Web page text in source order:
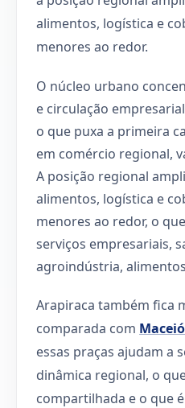
alimentos, logística e
menores ao redor.
O núcleo urbano
e circulação
o que puxa a primeira
em comércio regional,
A posição regional
alimentos, logística e
menores ao redor, o
serviços empresariais,
agroindústria,
Arapiraca também fica
comparada com Maceió
essas praças ajudam a
dinâmica regional, o
compartilhada e o que